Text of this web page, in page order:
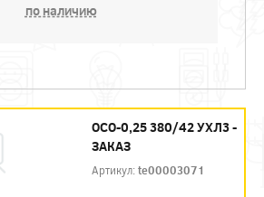
по наличию
ОСО-0,25 380/42 УХЛ3 -
ЗАКАЗ
Артикул:te00003071